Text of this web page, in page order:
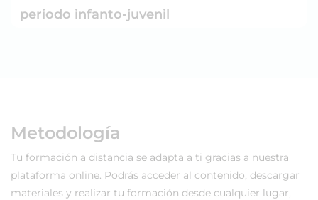
periodo infanto-juvenil
Metodología
Tu formación a distancia se adapta a ti gracias a nuestra
plataforma online. Podrás acceder al contenido, descargar
materiales y realizar tu formación desde cualquier lugar,